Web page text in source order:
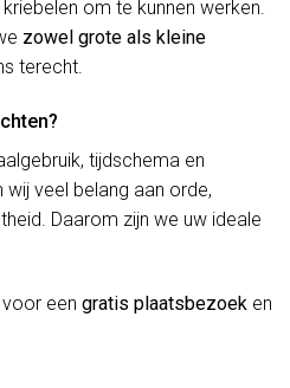
om te kunnen werken.
zowel grote als kleine
terecht.
tijdschema en
veel belang aan orde,
Daarom zijn we uw ideale
een gratis plaatsbezoek en